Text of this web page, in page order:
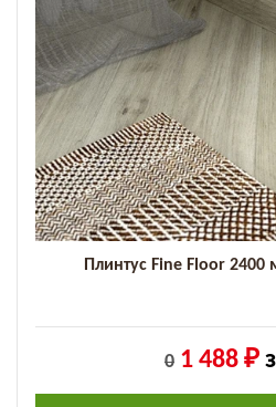
Плинтус Fine Floor 2400
0 1 488 ₽